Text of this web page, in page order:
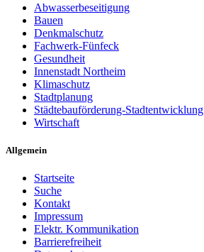
Abwasserbeseitigung
Bauen
Denkmalschutz
Fachwerk-Fünfeck
Gesundheit
Innenstadt Northeim
Klimaschutz
Stadtplanung
Städtebauförderung-Stadtentwicklung
Wirtschaft
Allgemein
Startseite
Suche
Kontakt
Impressum
Elektr. Kommunikation
Barrierefreiheit